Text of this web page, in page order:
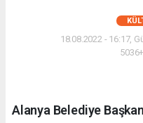
18.08.2022 - 16:17,
Alanya Belediye